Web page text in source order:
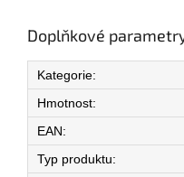
Doplňkové
Kategorie:
Hmotnost:
EAN:
Typ produktu: